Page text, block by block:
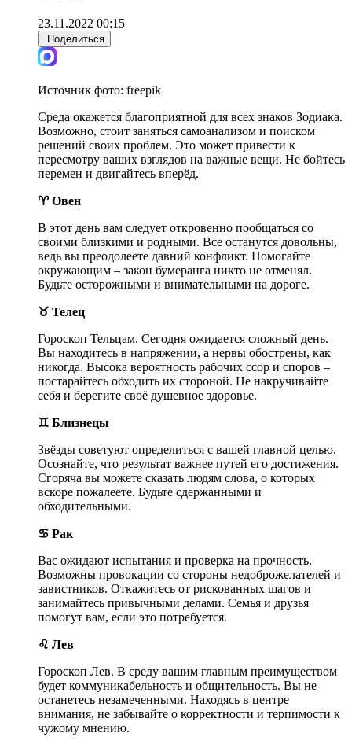
23.11.2022 00:15
Поделиться
Источник фото: freepik
Среда окажется благоприятной для всех знаков Зодиака.
Возможно, стоит заняться самоанализом и поиском
решений своих проблем. Это может привести к
пересмотру ваших взглядов на важные вещи. Не бойтесь
перемен и двигайтесь вперёд.
♈ Овен
В этот день вам следует откровенно пообщаться со
своими близкими и родными. Все останутся довольны,
ведь вы преодолеете давний конфликт. Помогайте
окружающим – закон бумеранга никто не отменял.
Будьте осторожными и внимательными на дороге.
♉ Телец
Гороскоп Тельцам. Сегодня ожидается сложный день.
Вы находитесь в напряжении, а нервы обострены, как
никогда. Высока вероятность рабочих ссор и споров –
постарайтесь обходить их стороной. Не накручивайте
себя и берегите своё душевное здоровье.
♊ Близнецы
Звёзды советуют определиться с вашей главной целью.
Осознайте, что результат важнее путей его достижения.
Сгоряча вы можете сказать людям слова, о которых
вскоре пожалеете. Будьте сдержанными и
обходительными.
♋ Рак
Вас ожидают испытания и проверка на прочность.
Возможны провокации со стороны недоброжелателей и
завистников. Откажитесь от рискованных шагов и
занимайтесь привычными делами. Семья и друзья
помогут вам, если это потребуется.
♌ Лев
Гороскоп Лев. В среду вашим главным преимуществом
будет коммуникабельность и общительность. Вы не
останетесь незамеченными. Находясь в центре
внимания, не забывайте о корректности и терпимости к
чужому мнению.